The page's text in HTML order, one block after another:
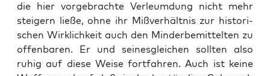
die hier vor­ge­brach­te Ver­leum­dung nicht mehr
stei­gern lie­ße, ohne ihr Miß­ver­hält­nis zur his­to­ri­
schen Wirk­lich­keit auch den Min­der­be­mit­tel­ten zu
offen­ba­ren. Er und sei­nes­glei­chen soll­ten also
ruhig auf die­se Wei­se fort­fah­ren. Auch ist kei­ne